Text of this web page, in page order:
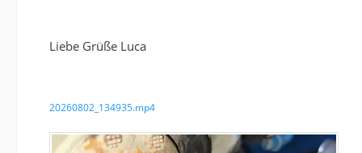
Liebe Grüße Luca
20260802_134935.mp4